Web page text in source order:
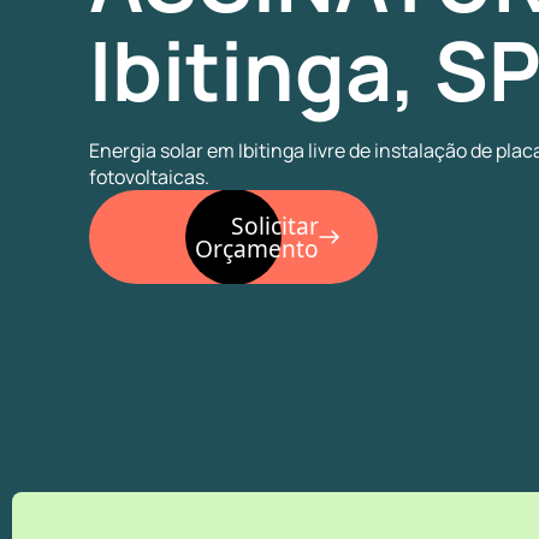
Ibitinga, SP
Energia solar em Ibitinga livre de instalação de
fotovoltaicas.
Solicitar
Orçamento